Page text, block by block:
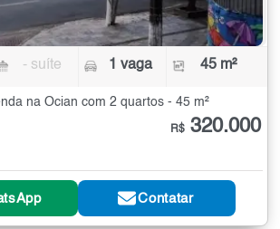
- suíte 1 vaga 45 m²
na Ocian com 2 quartos - 45 m²
R$ 320.000
Contatar